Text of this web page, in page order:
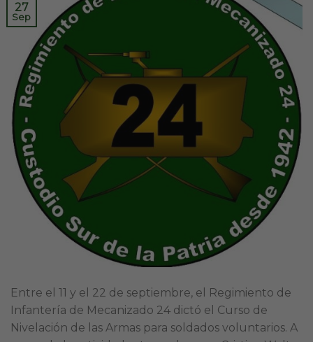
27
Sep
Entre el 11 y el 22 de septiembre, el Regimiento de
Infantería de Mecanizado 24 dictó el Curso de
Nivelación de las Armas para soldados voluntarios. A